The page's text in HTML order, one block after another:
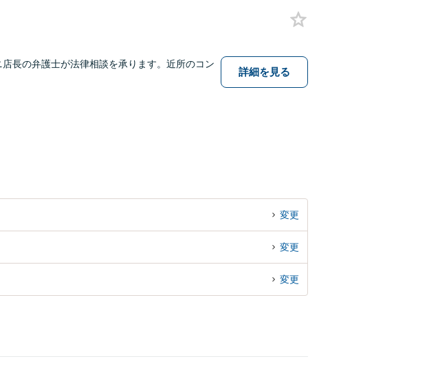
長の弁護士が法律相談を承ります。近所のコン
詳細を見る
変更
変更
変更